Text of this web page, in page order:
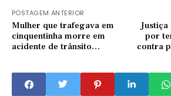
POSTAGEM ANTERIOR
Mulher que trafegava em
cinquentinha morre em
acidente de trânsito
Justiça
por
contra